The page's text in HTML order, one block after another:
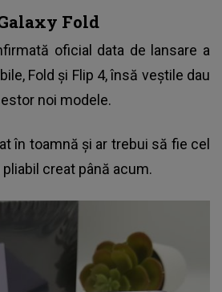
Fold
oficial data de lansare a
Fold şi Flip 4, însă veştile dau
noi modele.
în toamnă şi ar trebui să fie cel
creat până acum.